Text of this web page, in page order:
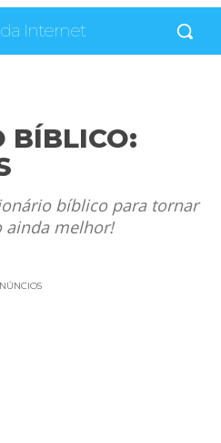
Internet
BÍBLICO:
bíblico para tornar
ainda melhor!